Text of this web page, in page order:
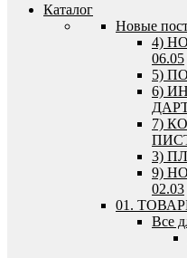
Каталог
Новые
4)
06.05
5)
6)
7)
3)
9)
02.03
01.
Все